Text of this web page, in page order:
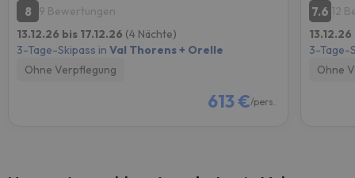
8
9 Bewertungen
13.12.26 bis 17.12.26 (4 Nächte)
3-Tage-Skipass in Val Thorens + Orelle
Ohne Verpflegung
613 €/pers.
7.6 12
3-Tage-
Ohne